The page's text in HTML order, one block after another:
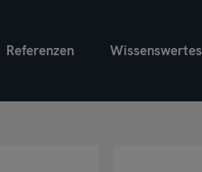
Referenzen Wissenswertes